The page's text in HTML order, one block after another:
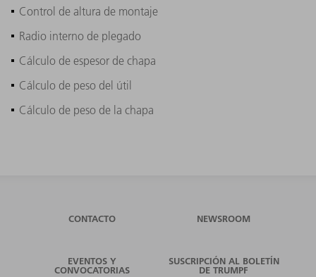
Control de altura de montaje
Radio interno de plegado
Cálculo de espesor de chapa
Cálculo de peso del útil
Cálculo de peso de la chapa
CONTACTO NEWSROOM
EVENTOS Y
CONVOCATORIAS
SUSCRIPCIÓN AL BOLETÍN
DE TRUMPF